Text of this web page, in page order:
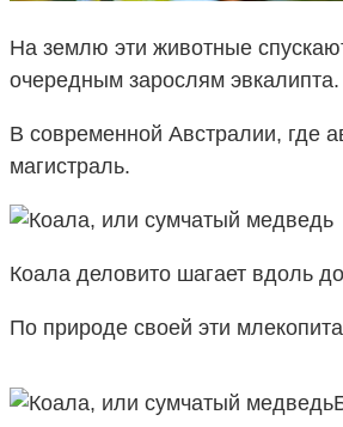
На землю эти животные
очередным зарослям эвкалипта.
В современной Австралии, где
магистраль.
Коала деловито шагает вдоль
По природе своей эти